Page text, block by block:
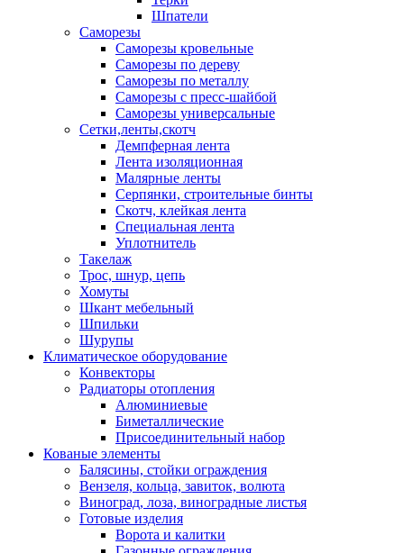
Шпатели
Саморезы
Саморезы кровельные
Саморезы по дереву
Саморезы по металлу
Саморезы с пресс-шайбой
Саморезы универсальные
Сетки,ленты,скотч
Демпферная лента
Лента изоляционная
Малярные ленты
Серпянки, строительные бинты
Скотч, клейкая лента
Специальная лента
Уплотнитель
Такелаж
Трос, шнур, цепь
Хомуты
Шкант мебельный
Шпильки
Шурупы
Климатическое оборудование
Конвекторы
Радиаторы отопления
Алюминиевые
Биметаллические
Присоединительный набор
Кованые элементы
Балясины, стойки ограждения
Вензеля, кольца, завиток, волюта
Виноград, лоза, виноградные листья
Готовые изделия
Ворота и калитки